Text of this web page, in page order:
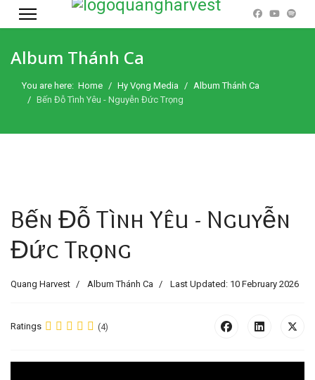
Album Thánh Ca
You are here: Home Hy Vọng Media
Album Thánh Ca
Bến Đỗ Tình Yêu - Nguyễn Đức Trọng
Bến Đỗ Tình Yêu - Nguyễn
Đức Trọng
Quang Harvest Album Thánh Ca Last Updated: 10 February 2026
Ratings (4)